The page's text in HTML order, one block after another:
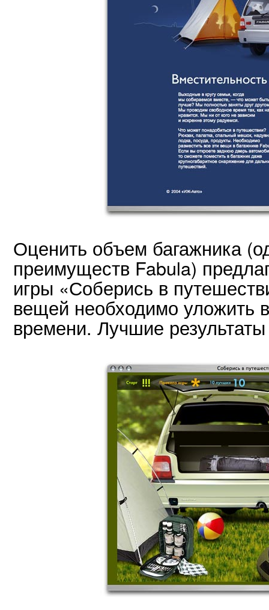
Оценить объем багажника
преимуществ Fabula)
игры «Соберись в
вещей необходимо уложить
времени. Лучшие